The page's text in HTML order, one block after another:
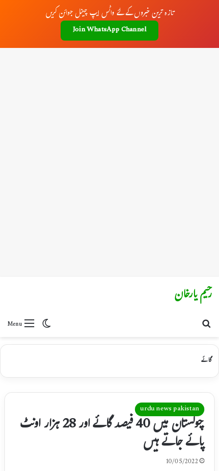
تازہ ترین خبروں کے لئے واٹس ایپ چینل جوائن کریں
Join WhatsApp Channel
Menu
Switch skin
رحیم یارخان
گائے
urdu news pakistan چولستان میں 40 فیصد گائے اور 28 ہزار اونٹ
پائے جاتے ہیں
10/05/2022